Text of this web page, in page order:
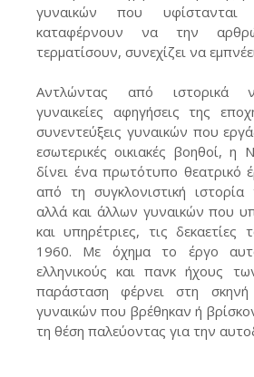
γυναικών που υφίστανται
καταφέρνουν να την
τερματίσουν, συνεχίζει να
Αντλώντας από ιστορικά
γυναικείες αφηγήσεις της
συνεντεύξεις γυναικών που
εσωτερικές οικιακές βοηθοί, η
δίνει ένα πρωτότυπο θεατρικό
από τη συγκλονιστική
αλλά και άλλων γυναικών που
και υπηρέτριες, τις
1960. Με όχημα το έργο
ελληνικούς και πανκ ήχους
παράσταση φέρνει στη
γυναικών που βρέθηκαν ή
τη θέση παλεύοντας για την